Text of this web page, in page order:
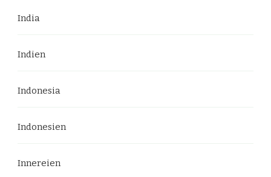
India
Indien
Indonesia
Indonesien
Innereien